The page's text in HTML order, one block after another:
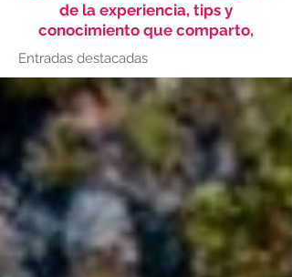
de la experiencia, tips y
conocimiento que comparto,
Entradas destacadas